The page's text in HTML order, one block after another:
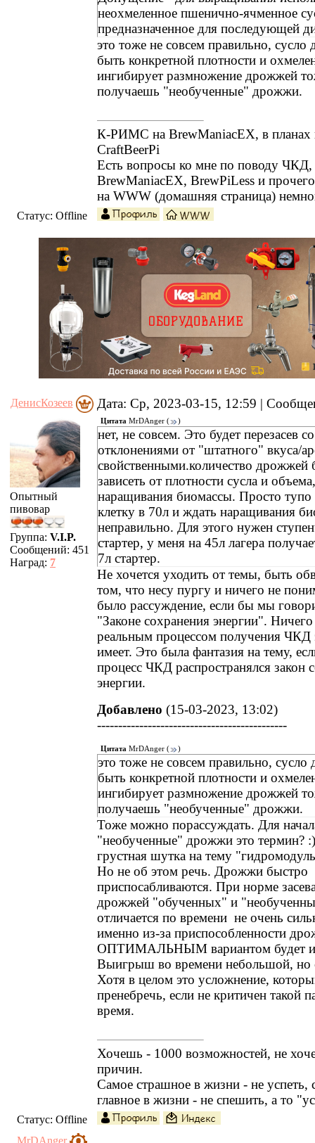
неохмеленное пшенично-ячменное
предназначенное для последующей
это тоже не совсем правильно, сусло
быть конкретной плотности и
ингибирует размножение дрожжей
получаешь "необученные" дрожжи.
К-РИМС на BrewManiacEX, в планах
CraftBeerPi
Есть вопросы ко мне по поводу
BrewManiacEX, BrewPiLess и
на WWW (домашняя страница)
Статус: Offline
ДенисКозеев Дата: Ср, 2023-03-15, 12:59 |
Опытный
пивовар
Группа: V.I.P.
Сообщений: 451
Наград: 7
Цитата MrDAnger ( )
нет, не совсем. Это будет перезасев
отклонениями от "штатного" вкуса/
свойственными.количество дрожжей
зависеть от плотности сусла и
наращивания биомассы. Просто тупо
клетку в 70л и ждать наращивания
неправильно. Для этого нужен
стартер, у меня на 45л лагера
7л стартер.
Не хочется уходить от темы, быть
том, что несу пургу и ничего не
было рассуждение, если бы мы
"Законе сохранения энергии".
реальным процессом получения ЧКД
имеет. Это была фантазия на тему,
процесс ЧКД распространялся закон
энергии.
Добавлено (15-03-2023, 13:02)
---------------------------------------------
Цитата MrDAnger ( )
это тоже не совсем правильно, сусло
быть конкретной плотности и
ингибирует размножение дрожжей
получаешь "необученные" дрожжи.
Тоже можно порассуждать. Для
"необученные" дрожжи это термин?
грустная шутка на тему
Но не об этом речь. Дрожжи быстро
приспосабливаются. При норме
дрожжей "обученных" и
отличается по времени не очень
именно из-за приспособленности
ОПТИМАЛЬНЫМ вариантом будет
Выигрыш во времени небольшой, но
Хотя в целом это усложнение,
пренебречь, если не критичен такой
время.
Хочешь - 1000 возможностей, не
причин.
Самое страшное в жизни - не успеть,
главное в жизни - не спешить, а то
Статус: Offline